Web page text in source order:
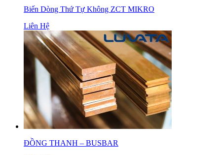
Biến Dòng Thứ Tự Không ZCT MIKRO
Liên Hệ
ĐỒNG THANH – BUSBAR